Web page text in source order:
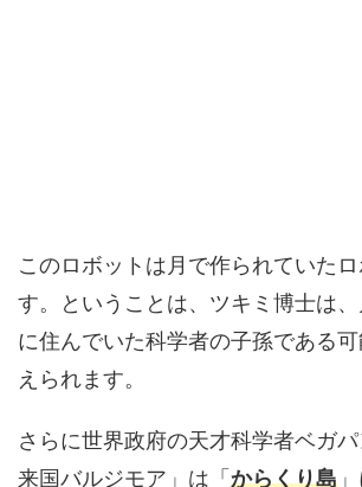
このロボットは月で作られていた
す。ということは、ツキミ博士は
に住んでいた科学者の子孫である
えられます。
さらに世界政府の天才科学者ベガ
来国バルジモア」は「 からくり島